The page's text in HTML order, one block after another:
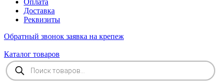
Оплата
Доставка
Реквизиты
Обратный звонок заявка на крепеж
Каталог товаров
Поиск
товаров